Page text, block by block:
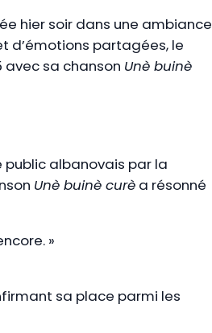
hier soir dans une ambiance
d’émotions partagées, le
avec sa chanson Unè buinè
public albanovais par la
Unè buinè curè a résonné
»
sa place parmi les